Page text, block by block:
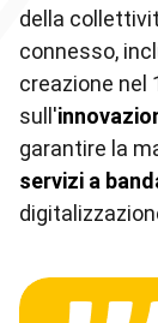
della
connesso,
creazione nel
sull'
garantire la
servizi a